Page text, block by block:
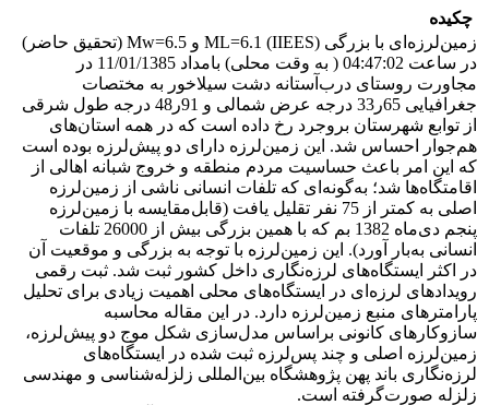
چکیده
زمین‌لرزه‌ای با بزرگی ML=6.1 (IIEES) و Mw=6.5 (تحقیق حاضر)
در ساعت 04:47:02 ( به وقت محلی) بامداد 11/01/1385 در
مجاورت روستای درب‌آستانه دشت سیلاخور به مختصات
جغرافیایی 65ر33 درجه عرض شمالی و 91ر48 درجه طول شرقی
از توابع شهرستان بروجرد رخ داده است که در همه استان‌های
هم‌جوار احساس شد. این زمین‌لرزه دارای دو پیش‌لرزه بوده است
که این امر باعث حساسیت مردم منطقه و خروج شبانه اهالی از
اقامتگاه‌ها شد؛ به‌گونه‌ای که تلفات انسانی ناشی از زمین‌لرزه
اصلی به کمتر از 75 نفر تقلیل یافت (قابل‌مقایسه با زمین‌لرزه
پنجم دی‌ماه 1382 بم که با همین بزرگی بیش از 26000 تلفات
انسانی به‌بار آورد). این زمین‌لرزه با توجه به بزرگی و موقعیت آن
در اکثر ایستگاه‌های لرزه‌نگاری داخل کشور ثبت شد. ثبت رقمی
رویدادهای لرزه‌ای در ایستگاه‌های محلی اهمیت زیادی برای تحلیل
پارامترهای منبع زمین‌لرزه دارد. در این مقاله محاسبه
سازوکارهای کانونی براساس مدل‌سازی شکل موج دو پیش‌لرزه،
زمین‌لرزه اصلی و چند پس‌لرزه ثبت شده در ایستگاه‌های
لرزه‌نگاری باند پهن پژوهشگاه بین‌المللی زلزله‌شناسی و مهندسی
زلزله صورت‌گرفته است.